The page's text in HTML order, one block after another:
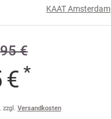
KAAT Amsterdam
€
€ *
zzgl. Versandkosten